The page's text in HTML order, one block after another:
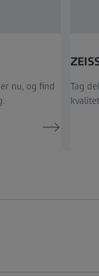
nu, og find
Tag